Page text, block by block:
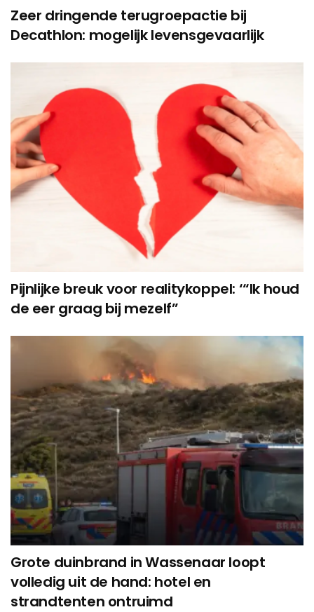
Zeer dringende terugroepactie bij
Decathlon: mogelijk levensgevaarlijk
Pijnlijke breuk voor realitykoppel: ‘“Ik houd
de eer graag bij mezelf”
Grote duinbrand in Wassenaar loopt
volledig uit de hand: hotel en
strandtenten ontruimd